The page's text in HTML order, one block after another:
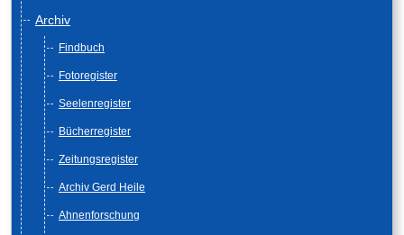
Archiv
Findbuch
Fotoregister
Seelenregister
Bücherregister
Zeitungsregister
Archiv Gerd Heile
Ahnenforschung